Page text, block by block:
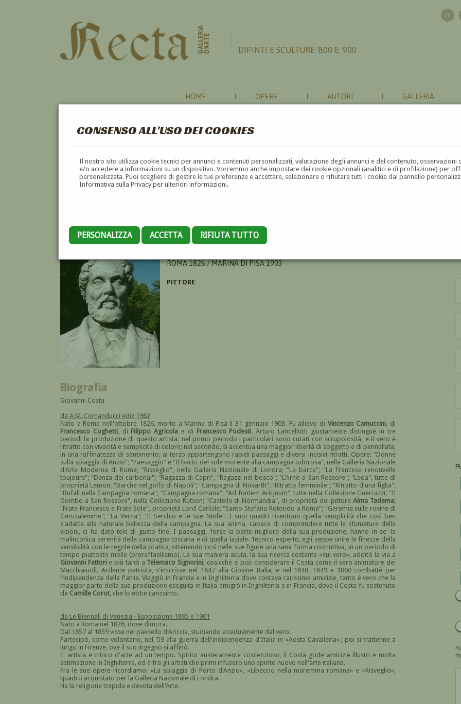
CONSENSO ALL'USO DEI COOKIES
Il nostro sito utilizza cookie tecnici per annunci e contenuti personalizzati, valutazione degli annunci e del contenuto,
e/o accedere a informazioni su un dispositivo. Vorremmo anche impostare dei cookie opzionali (analitici e di profilazione) per
personalizzata. Puoi scegliere di gestire le tue preferenze e accettare, selezionare o rifiutare tutti i cookie dal pannello
Informativa sulla Privacy per ulteriori informazioni.
PERSONALIZZA ACCETTA RIFIUTA TUTTO
GALLERIAD'ARTE DIPINTI E SCULTURE '800 E '900
HOME OPERE AUTORI GALLERIA
NINO COSTA
ROMA 1826 / MARINA DI PISA 1903
PITTORE
Biografia
Giovanni Costa
da A.M. Comanducci ediz 1962
Nato a Roma nell'ottobre 1826, morto a Marina di Pisa il 31 gennaio 1903. Fu allievo di Vincenzo Camuccini , di
Francesco Coghetti, di Filippo Agricola e di Francesco Podesti. Arturo Lancellotti giustamente distingue in tre
periodi la produzione di questo artista: nel primo periodo i particolari sono curati con scrupolosità, e il vero è
ritratto con vivacità e semplicità di colore; nel secondo, si accentua una maggior libertà di soggetto e di pennellata,
in una raffinatezza di sentimento; al terzo appartengono rapidi paesaggi e diversi incisivi ritratti. Opere: "Donne
sulla spiaggia di Anzio"; "Paesaggio" e "Il bacio del sole morente alla campagna odorosa", nella Galleria Nazionale
d'Arte Moderna di Roma; "Risveglio", nella Galleria Nazionale di Londra; "La barca"; "La Francese renouvelle
toujours"; "Danza dei carbonai"; "Ragazza di Capri", "Ragazzi nel bosco"; "L'Arno a San Rossore"; "Leda", tutte di
proprietà Lemon; "Barche nel golfo di Napoli"; "Campagna di Novarth"; "Ritratto femminile"; "Ritratto d'una figlia";
"Bufali nella Campagna romana"; "Campagna romana"; "Ad fontem Aricjnum", tutte nella Collezione Guerrazzi; "Il
Gombo a San Rossore", nella Collezione Rutson; "Castello di Normandia", di proprietà del pittoreAlma Tadema;
"Frate Francesco e Frate Sole", proprietà Lord Carlisle; "Santo Stefano Rotondo a Roma"; "Geremia sulle rovine di
Gerusalemme"; "La Verna"; "Il Serchio e le sue Ninfe". I suoi quadri risentono quella semplicità che così ben
s'adatta alla naturale bellezza della campagna. La sua anima, capace di comprendere tutte le sfumature delle
visioni, ci ha dato tele di gusto fine. I paesaggi, forse la parte migliore della sua produzione, hanno in se' la
malinconica serenità della campagna toscana e di quella laziale. Tecnico esperto, egli seppe unire le finezze della
sensibilità con le regole della pratica, ottenendo così nelle sue figure una sana forma costruttiva, in un periodo di
tempo piuttosto molle (preraffaellismo). La sua maniera acuta, la sua ricerca costante «sul vero», additò la via a
Giovanni Fattorie più tardi a Telemaco Signorini , cosicchè si può considerare il Costa come il vero animatore dei
Macchiaiuoli. Ardente patriota, s'inscrisse nel 1847 alla Giovine Italia, e nel 1848, 1849 e 1860 combattè per
l'indipendenza della Patria. Viaggiò in Francia e in Inghilterra dove contava carissime amicizie, tanto è vero che la
maggior parte della sua produzione eseguita in Italia emigrò in Inghilterra e in Francia, dove il Costa fu sostenuto
da Camille Corot , che lo ebbe carissimo.
da Le Biennali di Venezia - Esposizione 1895 e 1901
Nato a Roma nel 1826, dove dimora.
Dal 1857 al 1859 visse nel paesello d'Ariccia, studiando assiduamente dal vero.
Partecipò, come volontario, nel '59 alla guerra dell'indipendenza d'Italia in «Aosta Cavalleria».; poi si trattenne a
lungo in Firenze, ove il suo ingegno si affinò.
E' artista e critico d'arte ad un tempo. Spirito austeramente coscenzioso, il Costa gode amicizie illustri e molta
estimazione in Inghilterra, ed è fra gli artisti che primi infusero uno spirito nuovo nell'arte italiana.
Fra le sue opere ricordiamo: «La spiaggia di Porto d'Anzio», «Libeccio nella maremma romana» e «Risveglio»,
quadro acquistato per la Galleria Nazionale di Londra.
Ha la religione trepida e devota dell'Arte.